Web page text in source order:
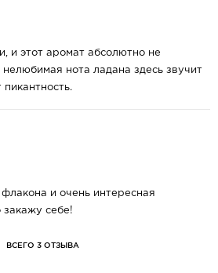
и этот аромат абсолютно не
нота ладана здесь звучит
и очень интересная
закажу себе!
ВСЕГО 3 ОТЗЫВА